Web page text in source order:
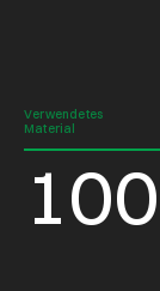
Verwendetes
Material
100